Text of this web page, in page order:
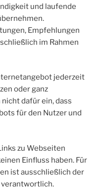
und laufende
Empfehlungen
im Rahmen
jederzeit
oder ganz
dafür ein, dass
für den Nutzer und
zu Webseiten
Einfluss haben. Für
ist ausschließlich der